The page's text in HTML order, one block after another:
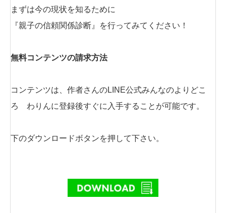
まずは今の現状を知るために
『親子の信頼関係診断』を行ってみてください！
無料コンテンツの請求方法
コンテンツは、作者さんのLINE公式みんなのよりどこ
ろ わりんに登録後すぐに入手することが可能です。
下のダウンロードボタンを押して下さい。